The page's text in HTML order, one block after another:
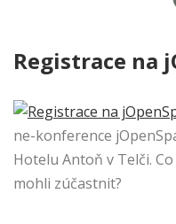
Registrace na
ne-konference
Hotelu Antoň v Telči.
mohli zúčastnit?